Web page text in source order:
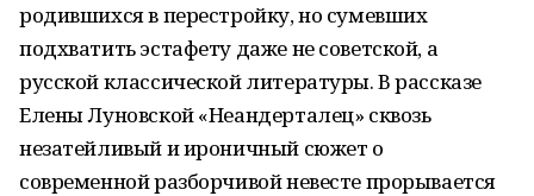
родившихся в перестройку, но сумевших
подхватить эстафету даже не советской, а
русской классической литературы. В рассказе
Елены Луновской «Неандерталец» сквозь
незатейливый и ироничный сюжет о
современной разборчивой невесте прорывается